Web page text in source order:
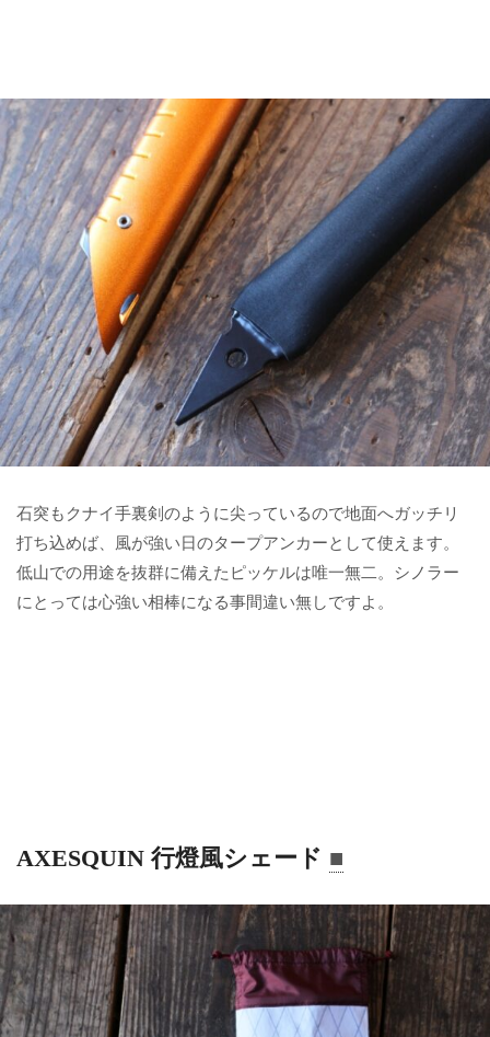
石突もクナイ手裏剣のように尖っているので地面へガッチリ
打ち込めば、風が強い日のタープアンカーとして使えます。
低山での用途を抜群に備えたピッケルは唯一無二。シノラー
にとっては心強い相棒になる事間違い無しですよ。
AXESQUIN 行燈風シェード ■